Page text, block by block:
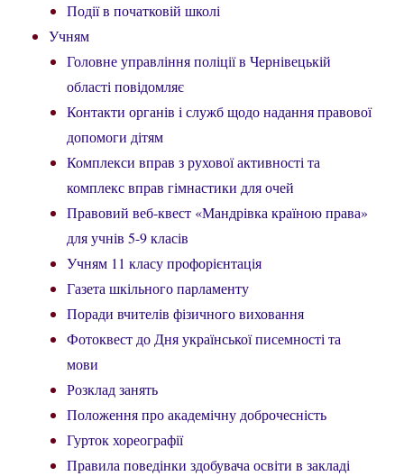
Події в початковій школі
Учням
Головне управління поліції в Чернівецькій
області повідомляє
Контакти органів і служб щодо надання правової
допомоги дітям
Комплекси вправ з рухової активності та
комплекс вправ гімнастики для очей
Правовий веб-квест «Мандрівка країною права»
для учнів 5-9 класів
Учням 11 класу профорієнтація
Газета шкільного парламенту
Поради вчителів фізичного виховання
Фотоквест до Дня української писемності та
мови
Розклад занять
Положення про академічну доброчесність
Гурток хореографії
Правила поведінки здобувача освіти в закладі